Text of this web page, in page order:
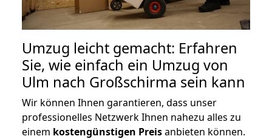
Umzug leicht gemacht: Erfahren
Sie, wie einfach ein Umzug von
Ulm nach Großschirma sein kann
Wir können Ihnen garantieren, dass unser
professionelles Netzwerk Ihnen nahezu alles zu
einem kostengünstigen Preisanbieten können.